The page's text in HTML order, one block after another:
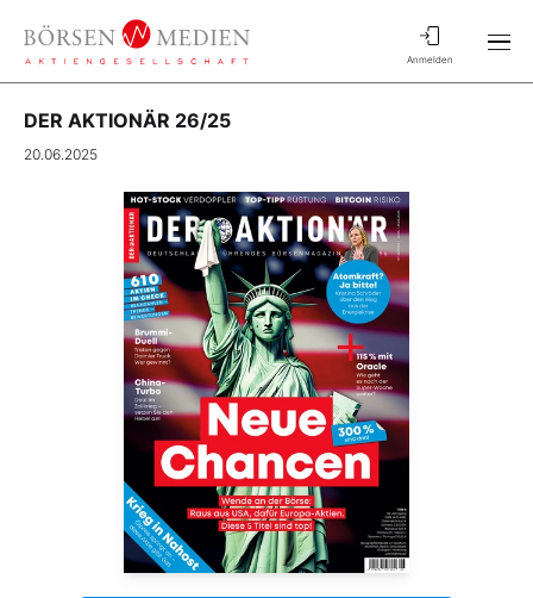
Anmelden
DER AKTIONÄR 26/25
20.06.2025